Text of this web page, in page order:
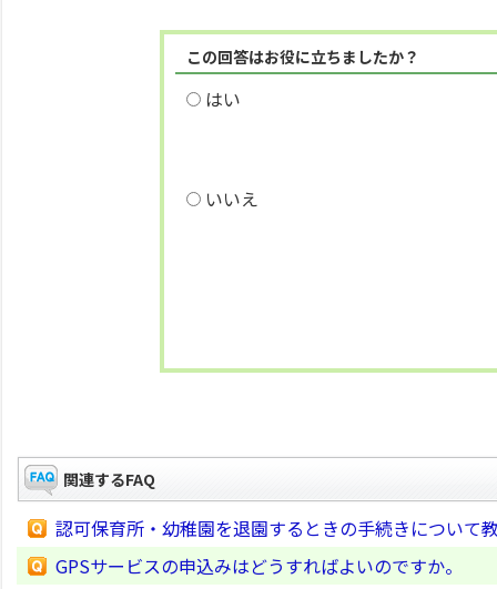
この回答はお役に立ちましたか？
はい
いいえ
関連するFAQ
認可保育所・幼稚園を退園するときの手続きについて
GPSサービスの申込みはどうすればよいのですか。